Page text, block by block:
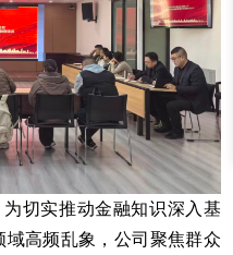
为切实推动金融知识深入基
高频乱象，公司聚焦群众